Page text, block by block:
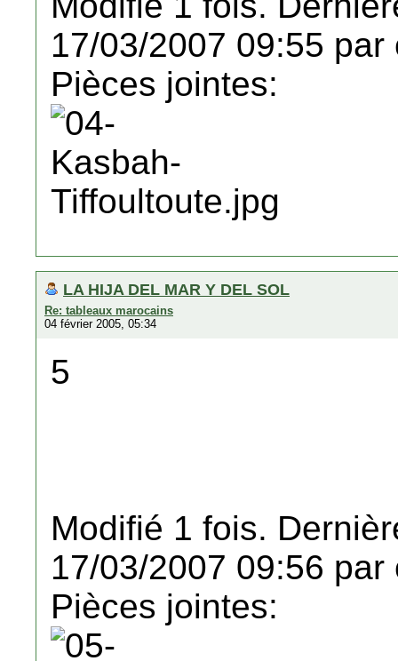
17/03/2007 09:55 par
Pièces jointes:
LA HIJA DEL MAR Y DEL SOL
Re: tableaux marocains
04 février 2005, 05:34
5
Modifié 1 fois.
17/03/2007 09:56 par
Pièces jointes: